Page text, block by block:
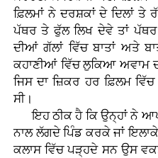
ਫ਼ਿਲਮਾਂ ਨੇ ਦਰਸ਼ਕਾਂ ਦੇ ਦਿਲਾਂ ਤੇ
ਪੱਥਰ ਤੇ ਫੁੱਲ ਲਿਖ ਦੇਵੇ ਤਾਂ ਪੱਥਰ
ਦੀਆਂ ਗੱਲਾਂ ਵਿੱਚ ਬਾਤਾਂ ਅਤੇ
ਕਹਾਣੀਆਂ ਵਿੱਚ ਲੁਕਿਆ ਅਵਾਮ
ਜਿਸ ਦਾ ਜ਼ਿਕਰ ਹਰ ਫ਼ਿਲਮ
ਸੀ।
ਇਹ ਠੀਕ ਹੈ ਕਿ ਉਨ੍ਹਾਂ ਨੇ
ਨਾਲ ਲੱਗਦੇ ਪਿੰਡ ਕਰਕੇ ਜਾਂ
ਕਲਾਸ ਵਿੱਚ ਪੜ੍ਹਦੇ ਸਨ ਉਸ